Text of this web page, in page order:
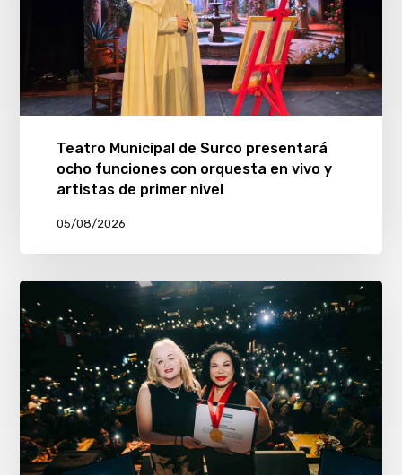
Teatro Municipal de Surco presentará
ocho funciones con orquesta en vivo y
artistas de primer nivel
05/08/2026